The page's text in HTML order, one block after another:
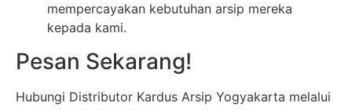
mempercayakan kebutuhan arsip mereka
kepada kami.
Pesan Sekarang!
Hubungi Distributor Kardus Arsip Yogyakarta melalui